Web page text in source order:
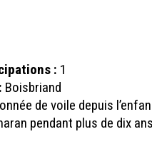
: 1
Boisbriand
de voile depuis
pendant plus de dix